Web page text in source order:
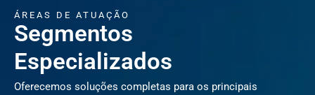
ÁREAS DE ATUAÇÃO
Segmentos
Especializados
Oferecemos soluções completas para os principais